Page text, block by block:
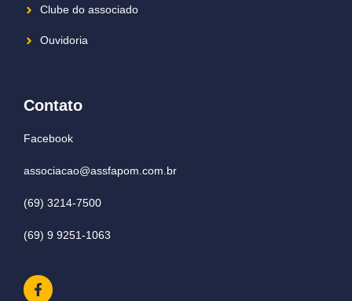
Clube do associado
Ouvidoria
Contato
Facebook
associacao@assfapom.com.br
(69) 3214-7500
(69) 9 9251-1063